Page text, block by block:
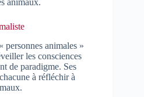
animaux.
personnes animales »
les consciences
de paradigme. Ses
à réfléchir à